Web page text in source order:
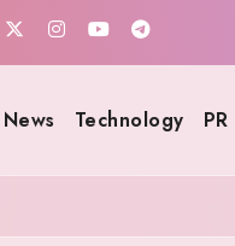
News Technology PR